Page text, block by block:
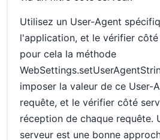
Utilisez un User-Agent
l'application, et le vérifier côté
pour cela la méthode
imposer la valeur de ce User-
requête, et le vérifier côté
réception de chaque requête.
serveur est une bonne